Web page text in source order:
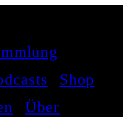
Shop
Über